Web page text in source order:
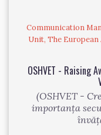
Communication
Unit, The
OSHVET - Raising
(OSHVET -
importanța